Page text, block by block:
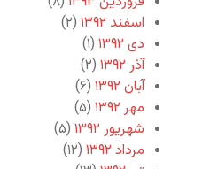
اسفند ۱۳۹۲
(۲)
دی ۱۳۹۲
(۱)
آذر ۱۳۹۲
(۲)
آبان ۱۳۹۲
(۶)
مهر ۱۳۹۲
(۵)
شهریور ۱۳۹۲
(۵)
مرداد ۱۳۹۲
(۱۲)